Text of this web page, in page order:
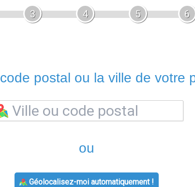
3 4 5 6
postal ou la ville de votre
ou
Géolocalisez-moi automatiquement !